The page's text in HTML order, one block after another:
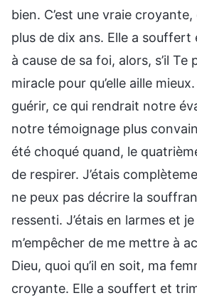
bien. C’est une vraie
plus de dix ans. Elle a
à cause de sa foi, alors, s’il Te
miracle pour qu’elle aille
guérir, ce qui rendrait notre
notre témoignage plus
été choqué quand, le
de respirer. J’étais
ne peux pas décrire la
ressenti. J’étais en larmes et je
m’empêcher de me mettre à
Dieu, quoi qu’il en soit, ma
croyante. Elle a souffert et